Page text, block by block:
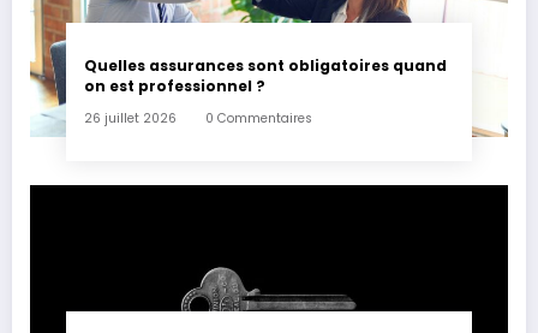
Quelles assurances sont obligatoires quand
on est professionnel ?
26 juillet 2026 0 Commentaires